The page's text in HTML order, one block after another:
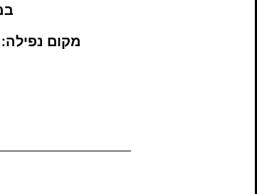
מקום